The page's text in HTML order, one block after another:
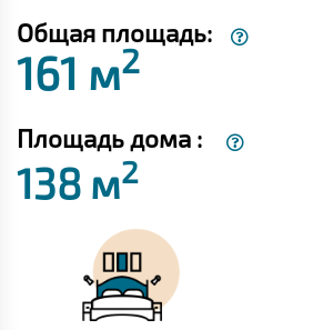
Общая площадь:
161 м2
Площадь дома :
138 м2